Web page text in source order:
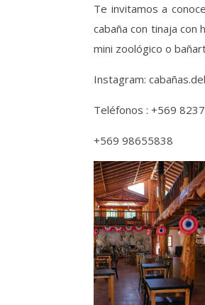
Te invitamos a
cabaña con tinaja con
mini zoológico o
Instagram:
Teléfonos : +569
+569 98655838